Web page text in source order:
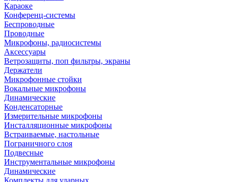
Караоке
Конференц-системы
Беспроводные
Проводные
Микрофоны, радиосистемы
Аксессуары
Ветрозащиты, поп фильтры, экраны
Держатели
Микрофонные стойки
Вокальные микрофоны
Динамические
Конденсаторные
Измерительные микрофоны
Инсталляционные микрофоны
Встраиваемые, настольные
Пограничного слоя
Подвесные
Инструментальные микрофоны
Динамические
Комплекты для ударных